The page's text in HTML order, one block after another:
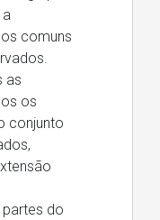
a
comuns
as
os
conjunto
do